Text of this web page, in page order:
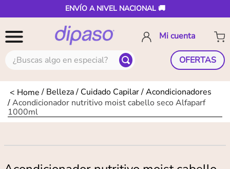
ENVÍO A NIVEL NACIONAL 🚚
¿Buscas algo en especial? OFERTAS
Belleza Cuidado Capilar Acondicionadores
Acondicionador nutritivo moist cabello seco Alfaparf
1000ml